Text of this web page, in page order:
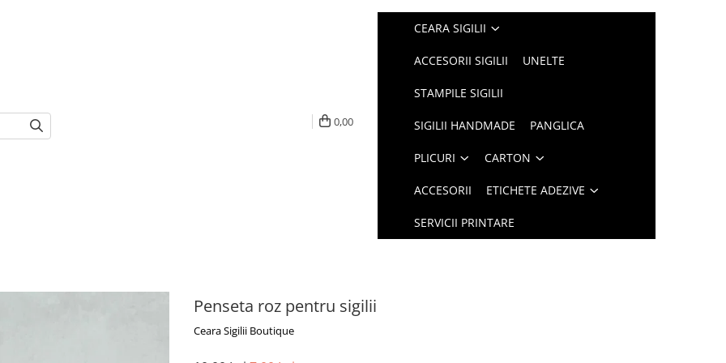
0,00
CEARA SIGILII
ACCESORII SIGILII UNELTE
STAMPILE SIGILII
SIGILII HANDMADE PANGLICA
PLICURI CARTON
ACCESORII ETICHETE ADEZIVE
SERVICII PRINTARE
Penseta roz pentru sigilii
Ceara Sigilii Boutique